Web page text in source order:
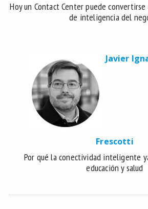
Hoy un Contact Center puede
de inteligencia del
Javier
Frescotti
Por qué la conectividad inteligente
educación y salud